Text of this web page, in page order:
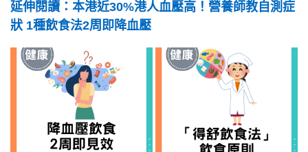
延伸閱讀：本港近30%港人血壓高！營養師教自測症
狀 1種飲食法2周即降血壓